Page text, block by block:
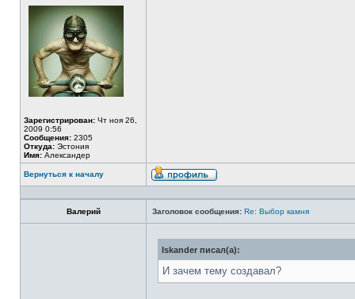
Зарегистрирован: Чт ноя 26,
2009 0:56
Сообщения: 2305
Откуда: Эстония
Имя: Александер
Вернуться к началу
Валерий Заголовок сообщения: Re: Выбор камня
Iskander писал(а):
И зачем тему создавал?